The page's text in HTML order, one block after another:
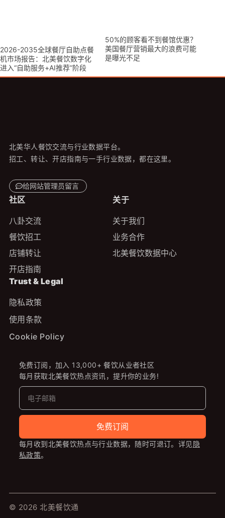
2026-2035全球餐厅自助点餐
机市场报告：北美餐饮数字化
进入“自助服务+AI推荐”阶段
50%的顾客看不到餐馆优惠？
美国餐厅营销最大的浪费可能
是曝光不足
北美华人餐饮交流与行业数据平台。
招工、转让、开店指南与一手行业数据，都在这里。
给网站管理员留言
社区
八卦交流
餐饮招工
店铺转让
开店指南
关于
关于我们
业务合作
北美餐饮数据中心
Trust & Legal
隐私政策
使用条款
Cookie Policy
免费订阅，加入 13,000+ 餐饮从业者社区
每月获取北美餐饮热点资讯，提升你的业务!
免费订阅
每月收到北美餐饮热点与行业数据，随时可退订。详见隐
私政策。
© 2026 北美餐饮通